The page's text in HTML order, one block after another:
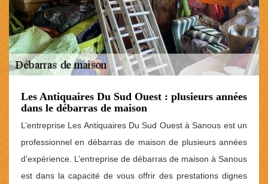
Les Antiquaires Du Sud Ouest : plusieurs années
dans le débarras de maison
L’entreprise Les Antiquaires Du Sud Ouest à Sanous est un
professionnel en débarras de maison de plusieurs années
d’expérience. L’entreprise de débarras de maison à Sanous
est dans la capacité de vous offrir des prestations dignes